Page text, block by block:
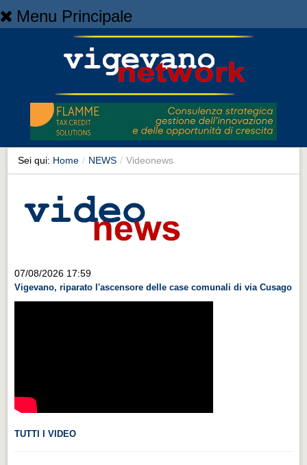
Menu Principale
NEWS
Cronaca
Artes et Artificia
Territorio
Territorio
CHI SIAMO
CHI SIAMO
Sei qui: Home / NEWS / Videonews
07/08/2026 17:59
Vigevano, riparato l'ascensore delle case comunali di via Cusago
TUTTI I VIDEO